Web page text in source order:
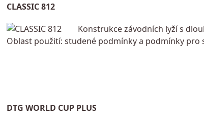
CLASSIC 812
Konstrukce závodních lyží s
Oblast použití: studené podmínky a podmínky pro
DTG WORLD CUP PLUS